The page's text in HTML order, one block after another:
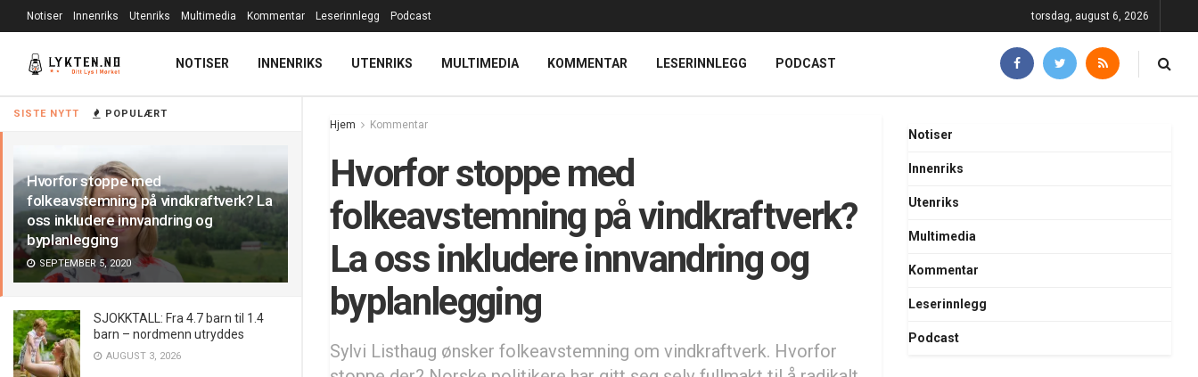
SISTE NYTT POPULÆRT
Hvorfor stoppe med
folkeavstemning på vindkraftverk? La
oss inkludere innvandring og
byplanlegging
SEPTEMBER 5, 2020
SJOKKTALL: Fra 4.7 barn til 1.4
barn – nordmenn utryddes
AUGUST 3, 2026
Notiser Innenriks Utenriks Multimedia Kommentar Leserinnlegg Podcast torsdag, august 6, 2026
NOTISER INNENRIKS UTENRIKS MULTIMEDIA KOMMENTAR LESERINNLEGG PODCAST
Hjem Kommentar
Hvorfor stoppe med
folkeavstemning på vindkraftverk?
La oss inkludere innvandring og
byplanlegging
Sylvi Listhaug ønsker folkeavstemning om vindkraftverk. Hvorfor
Notiser
Innenriks
Utenriks
Multimedia
Kommentar
Leserinnlegg
Podcast